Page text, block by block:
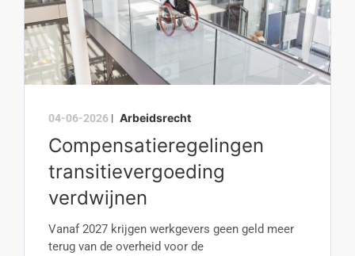
04-06-2026 | Arbeidsrecht
Compensatieregelingen
transitievergoeding
verdwijnen
Vanaf 2027 krijgen werkgevers geen geld meer
terug van de overheid voor de